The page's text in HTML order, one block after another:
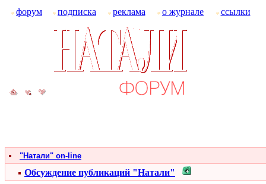
форум подписка реклама о журнале ссылки
"Натали" on-line
Обсуждение публикаций "Натали"